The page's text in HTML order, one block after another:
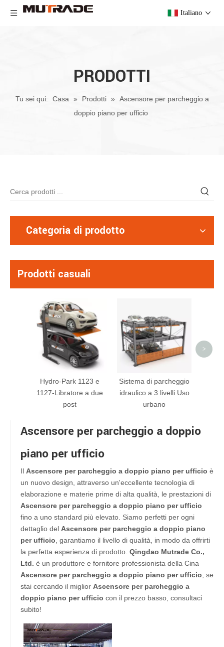
Italiano
PRODOTTI
Tu sei qui: Casa » Prodotti » Ascensore per parcheggio a
doppio piano per ufficio
Categoria di prodotto
Prodotti casuali
Hydro-Park 1123 e
1127-Libratore a due
post
Sistema di parcheggio
idraulico a 3 livelli Uso
urbano
>
Ascensore per parcheggio a doppio
piano per ufficio
Il Ascensore per parcheggio a doppio piano per ufficio è
un nuovo design, attraverso un'eccellente tecnologia di
elaborazione e materie prime di alta qualità, le prestazioni di
Ascensore per parcheggio a doppio piano per ufficio
fino a uno standard più elevato. Siamo perfetti per ogni
dettaglio del Ascensore per parcheggio a doppio piano
per ufficio , garantiamo il livello di qualità, in modo da offrirti
la perfetta esperienza di prodotto. Qingdao Mutrade Co.,
Ltd. è un produttore e fornitore professionista della Cina
Ascensore per parcheggio a doppio piano per ufficio , se
stai cercando il miglior Ascensore per parcheggio a
doppio piano per ufficio con il prezzo basso, consultaci
subito!